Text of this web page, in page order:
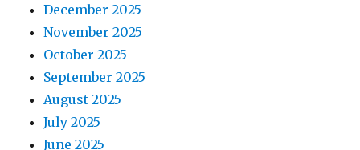
December 2025
November 2025
October 2025
September 2025
August 2025
July 2025
June 2025